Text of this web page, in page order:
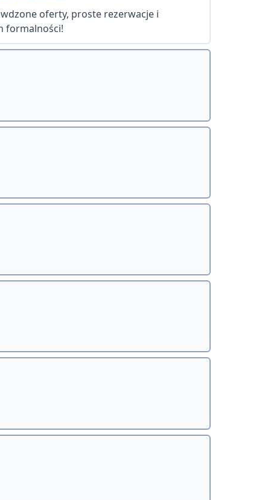
oferty, proste rezerwacje i
formalności!